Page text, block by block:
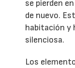
se pierden
de nuevo.
habitación y
silenciosa.
Los